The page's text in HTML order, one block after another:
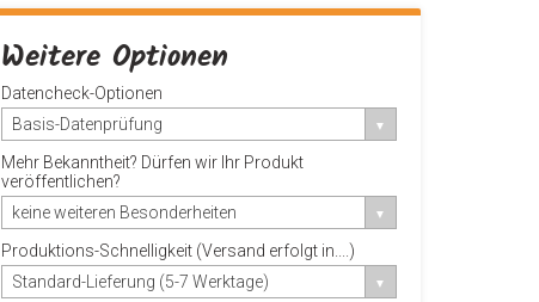
Weitere Optionen
Datencheck-Optionen
Basis-Datenprüfung
Mehr Bekanntheit? Dürfen wir Ihr Produkt
veröffentlichen?
keine weiteren Besonderheiten
Produktions-Schnelligkeit (Versand erfolgt in....)
Standard-Lieferung (5-7 Werktage)